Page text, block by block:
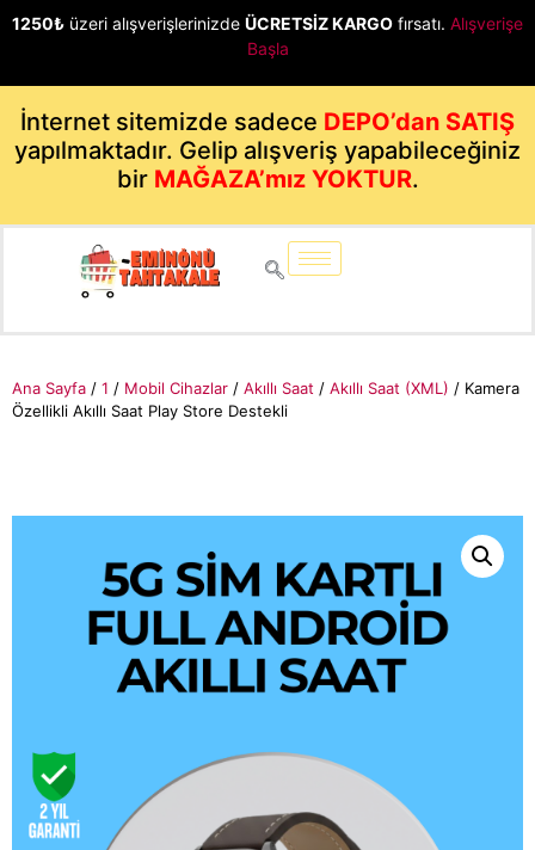
1250₺ üzeri alışverişlerinizde ÜCRETSİZ KARGO fırsatı. Alışverişe
Başla
İnternet sitemizde sadece DEPO’dan SATIŞ
yapılmaktadır. Gelip alışveriş yapabileceğiniz
bir MAĞAZA’mız YOKTUR.
Ana Sayfa / 1 / Mobil Cihazlar / Akıllı Saat / Akıllı Saat (XML) / Kamera
Özellikli Akıllı Saat Play Store Destekli